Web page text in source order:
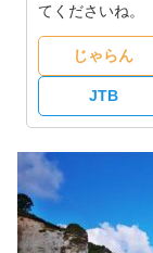
てくださいね。
じゃらん
JTB